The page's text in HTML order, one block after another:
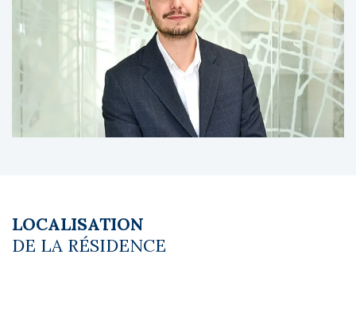
résidences exploitées et une expertise
reconnue dans l’accompagnement des
seniors autonomes.
Les diagnostics sont en cours de réalisation.
Le coin du LMNP - Lucas Megret agent basé
à NEUILLY SUR SEINE - 01 84 78 46 50 - Plus
d'informations sur[email protected]réf.
part du budget prévisionnel vendeur) : 321 €.
Pas de procédure en cours. Honoraires à la
charge du vendeur
LOCALISATION
DE LA RÉSIDENCE